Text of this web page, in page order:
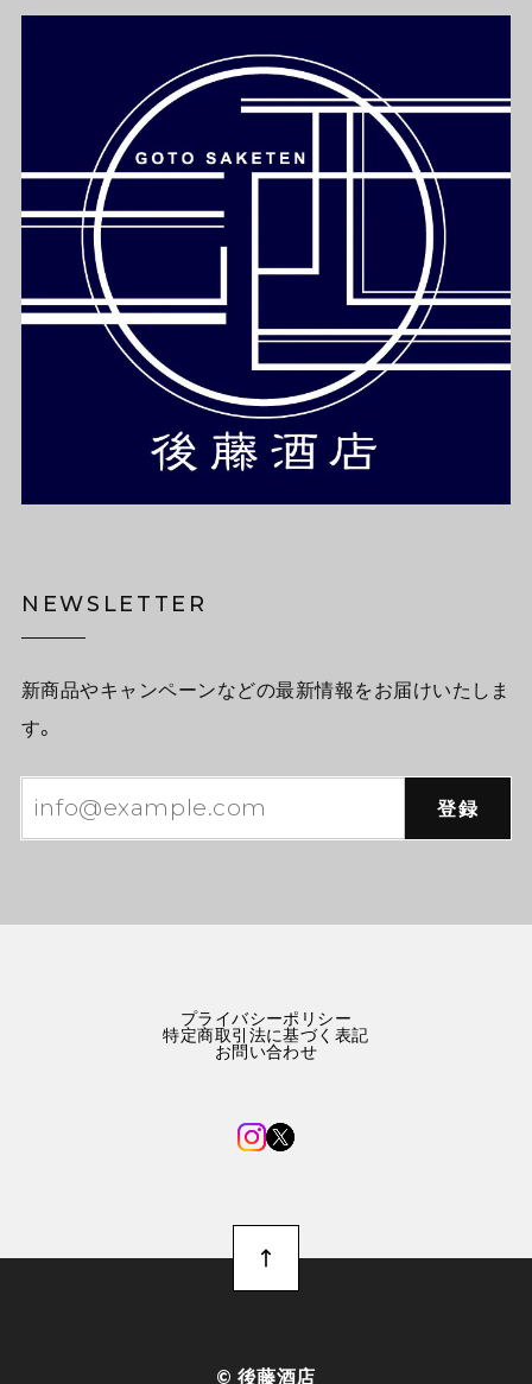
NEWSLETTER
新商品やキャンペーンなどの最新情報をお届けいたしま
す。
登録
プライバシーポリシー
特定商取引法に基づく表記
お問い合わせ
©︎ 後藤酒店